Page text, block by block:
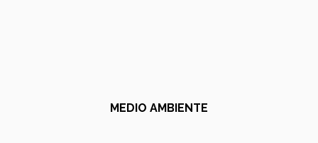
MEDIO AMBIENTE